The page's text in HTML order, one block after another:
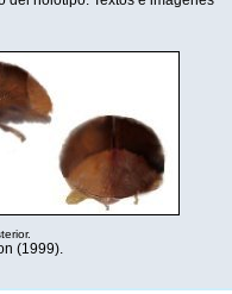
(1999).